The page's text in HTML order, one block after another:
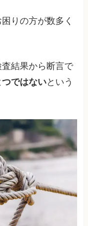
りの方が数多く
結果から断言で
ではないという